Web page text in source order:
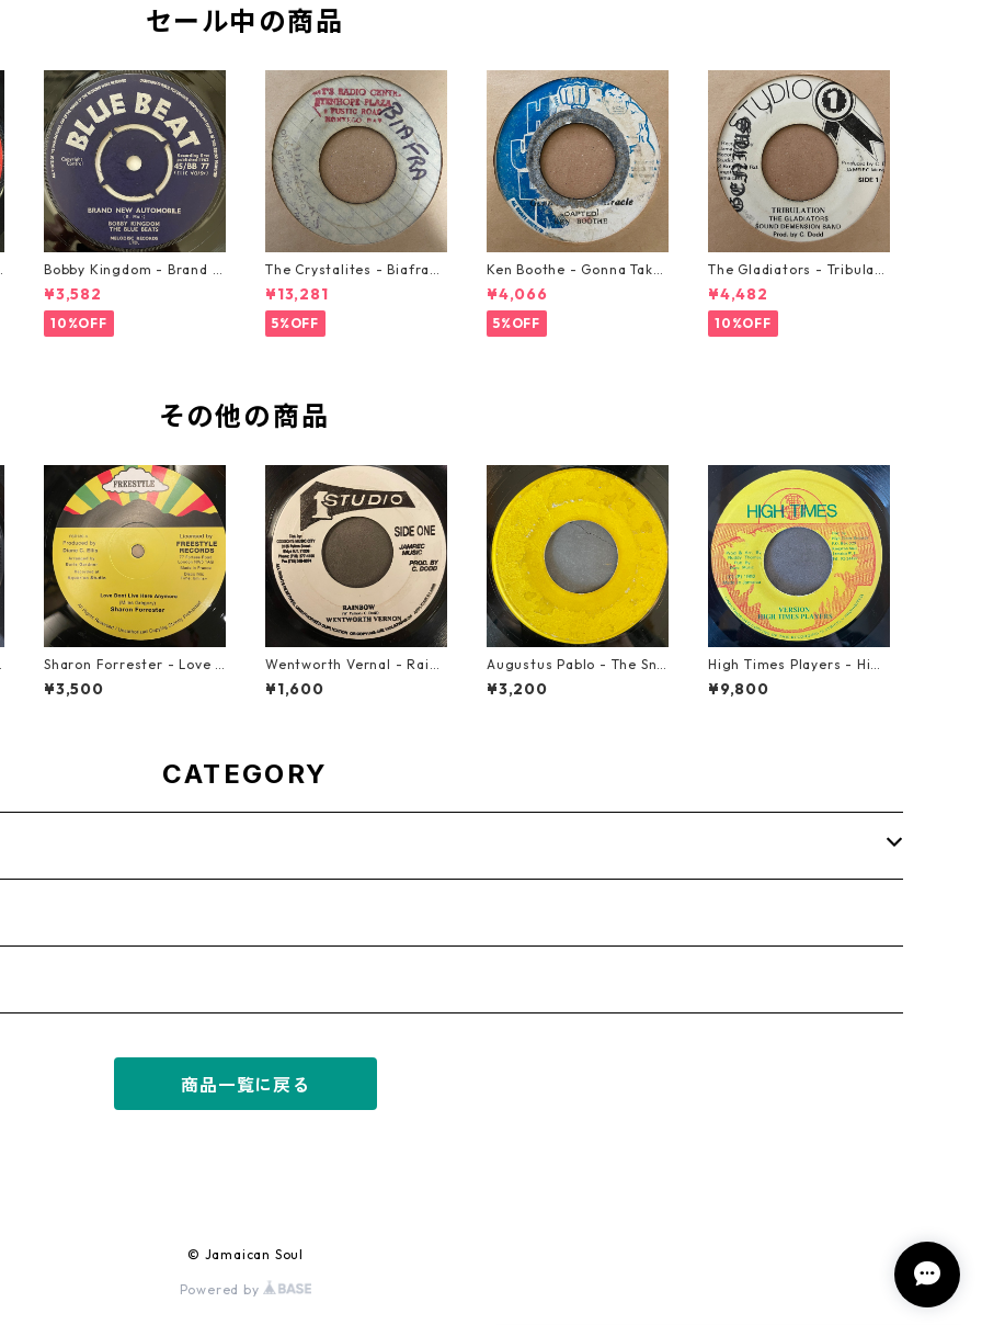
セール中の商品
Bobby Kingdom - Brand N
ew Automobile【7-2088
9】
¥3,582
10%OFF
The Crystalites - Biafra
【7-21293】
¥13,281
5%OFF
Ken Boothe - Gonna Take
A Miracle【7-21362】
¥4,066
5%OFF
The Gladiators - Tribulati
on【7-21365】
¥4,482
10%OFF
その他の商品
Sharon Forrester - Love D
on't Live Here Anymore
【12-50068】
¥3,500
Wentworth Vernal - Rainb
ow【7-21940】
¥1,600
Augustus Pablo - The Sni
per【7-21945】
¥3,200
High Times Players - High
Times Theme【7-21926】
¥9,800
CATEGORY
商品一覧に戻る
© Jamaican Soul
Powered by